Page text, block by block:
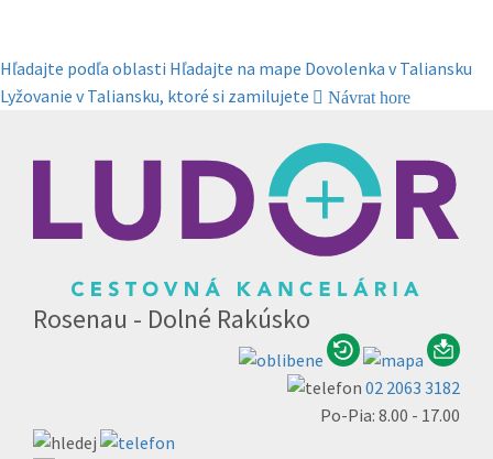
Hľadajte podľa oblasti Hľadajte na mape Dovolenka v Taliansku
Lyžovanie v Taliansku, ktoré si zamilujete
Návrat hore
Rosenau - Dolné Rakúsko
02 2063 3182
Po-Pia: 8.00 - 17.00